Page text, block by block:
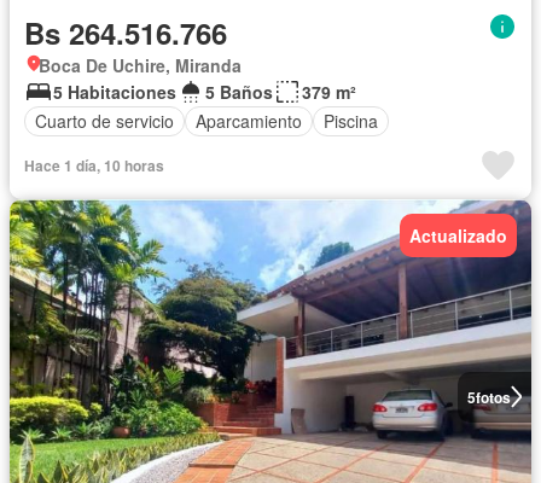
Bs 264.516.766
Boca De Uchire, Miranda
5 Habitaciones
5 Baños
379 m²
Cuarto de servicio
Aparcamiento Piscina
Hace 1 día, 10 horas
5fotos
Actualizado